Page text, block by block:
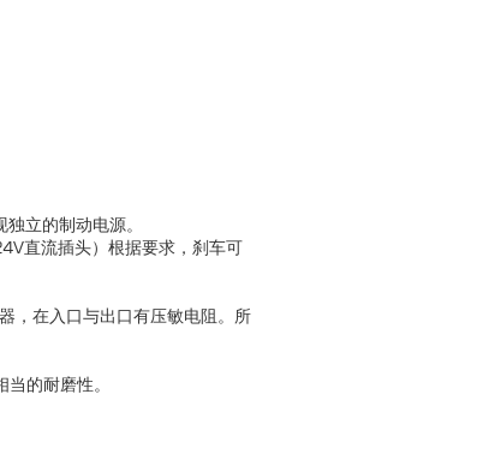
立的制动电源。
直流插头）根据要求，刹车可
，在入口与出口有压敏电阻。所
的耐磨性。